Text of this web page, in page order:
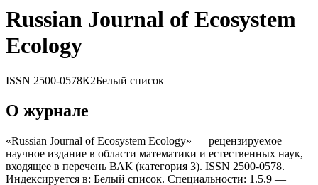
Russian Journal of Ecosystem
Ecology
ISSN 2500-0578К2Белый список
О журнале
«Russian Journal of Ecosystem Ecology» — рецензируемое
научное издание в области математики и естественных наук,
входящее в перечень ВАК (категория 3). ISSN 2500-0578.
Индексируется в: Белый список. Специальности: 1.5.9 —